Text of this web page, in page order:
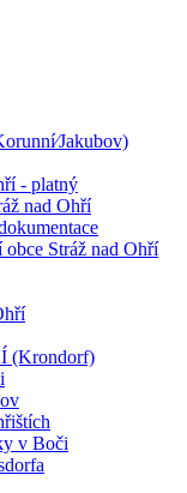
- platný
nad Ohří
obce Stráž nad Ohří
(Krondorf)
v Boči